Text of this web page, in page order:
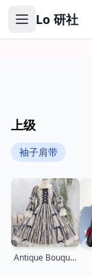
Lo 研社
上级
袖子肩带
Antique Bouquet